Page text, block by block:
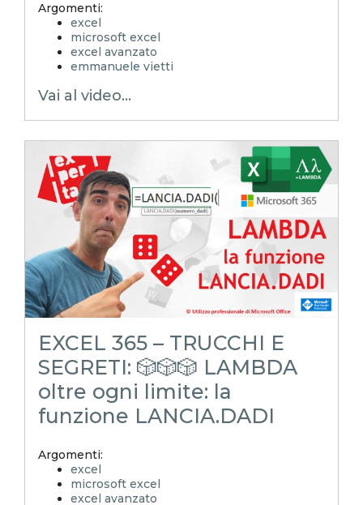
Argomenti:
excel
microsoft excel
excel avanzato
emmanuele vietti
excel tutorial ita
reporting in excel
Experta
xlsx
excel magico
excel facile
EXCELoltreognilimite
EXCELtrucchiesegreti
excel tips
excel tutorial italiano
funzione lambda
lambda
numerazione seriale
Vai al video...
EXCEL 365 – TRUCCHI E
SEGRETI: 🎲🎲🎲 LAMBDA
oltre ogni limite: la
funzione LANCIA.DADI
Argomenti:
excel
microsoft excel
excel avanzato